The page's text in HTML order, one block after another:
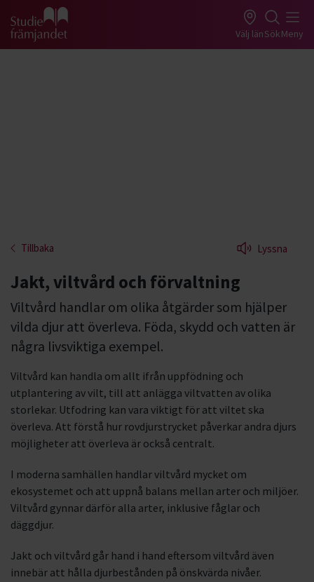
Gå till studiefrämjandets startsida Välj länSökMeny
Tillbaka Lyssna
Jakt, viltvård och förvaltning
Viltvård handlar om olika åtgärder som hjälper
vilda djur att överleva. Föda, skydd och vatten är
några livsviktiga exempel.
Viltvård kan handla om allt ifrån uppfödning och
utplantering av vilt, till att anlägga viltvatten av olika
storlekar. Utfodring kan vara viktigt för att viltet ska
överleva. Att förstå hur rovdjurstrycket påverkar andra djurs
möjligheter att överleva är också centralt.
I moderna samhällen handlar viltvård mycket om
ekosystemet och att uppnå balans mellan arter och miljöer.
Viltvård gynnar därför alla arter, inklusive fåglar och
däggdjur.
Jakt och viltvård går hand i hand eftersom viltvård även
innebär att hålla djurbestånden på önskvärda nivåer.